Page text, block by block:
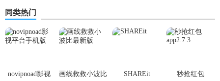
3. 远程操控：支持远程调节摄像头角度、焦距，以及进行语
音对讲。
同类热门
novipnoad影视
画线救救小波比
SHAREit
秒抢红包